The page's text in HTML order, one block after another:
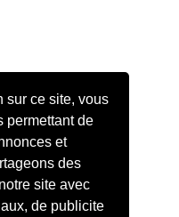
sur ce site, vous
permettant de
et
des
site avec
de publicite